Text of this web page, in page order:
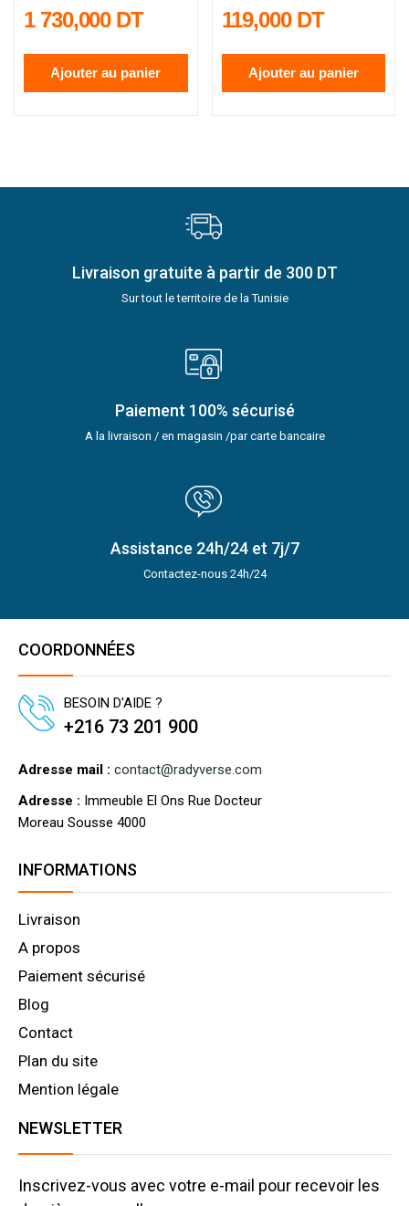
Set
1 730,000 DT
Ajouter au panier
119,000 DT
Ajouter au panier
Livraison gratuite à partir de 300 DT
Sur tout le territoire de la Tunisie
Paiement 100% sécurisé
A la livraison / en magasin /par carte bancaire
Assistance 24h/24 et 7j/7
Contactez-nous 24h/24
COORDONNÉES
BESOIN D'AIDE ?
+216 73 201 900
Adresse mail : contact@radyverse.com
Adresse : Immeuble El Ons Rue Docteur
Moreau Sousse 4000
INFORMATIONS
Livraison
A propos
Paiement sécurisé
Blog
Contact
Plan du site
Mention légale
NEWSLETTER
Inscrivez-vous avec votre e-mail pour recevoir les